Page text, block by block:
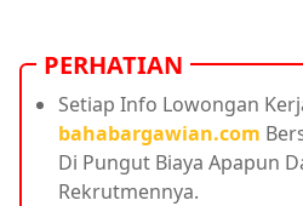
PERHATIAN
Setiap Info Lowongan
bahabargawian.com
Di Pungut Biaya Apapun
Rekrutmennya.